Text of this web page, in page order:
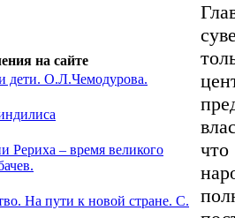
на сайте
дети. О.Л.Чемодурова.
Рериха – время великого
На пути к новой стране. С.